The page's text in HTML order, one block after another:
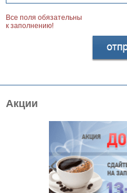
Акции
Все поля обязательны
к заполнению!